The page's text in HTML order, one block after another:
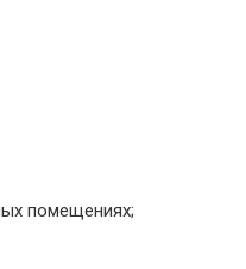
помещениях;